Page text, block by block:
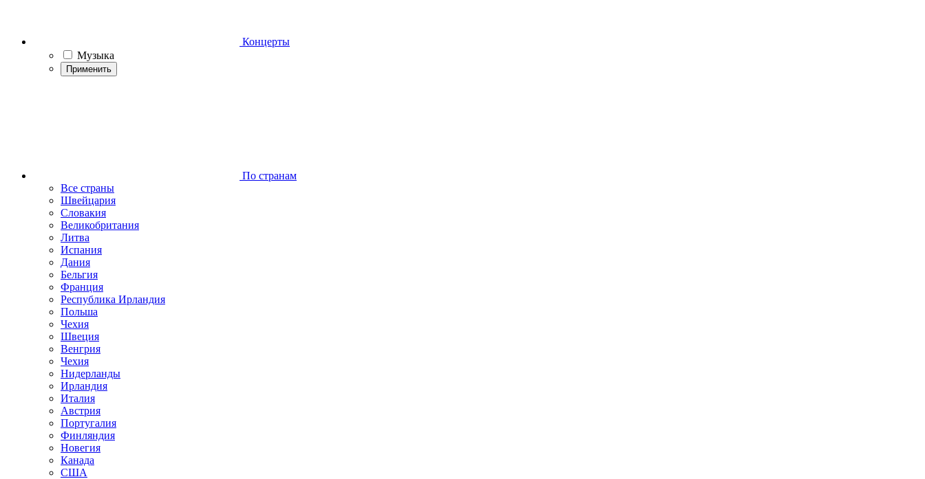
Концерты
Музыка
Применить
По странам
Все страны
Швейцария
Словакия
Великобритания
Литва
Испания
Дания
Бельгия
Франция
Республика Ирландия
Польша
Чехия
Швеция
Венгрия
Чехия
Нидерланды
Ирландия
Италия
Австрия
Португалия
Финляндия
Новегия
Канада
США